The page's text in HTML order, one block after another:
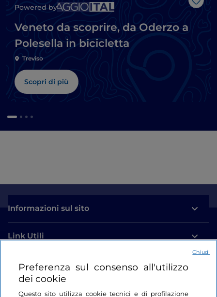
Like
Powered by
Veneto da scoprire, da Oderzo a
Polesella in bicicletta
Treviso
Scopri di più
Informazioni sul sito
Link Utili
Login
Restiamo in contatto
Preferenza sul consenso all'utilizzo
dei cookie
Questo sito utilizza cookie tecnici e di profilazione
Chiudi